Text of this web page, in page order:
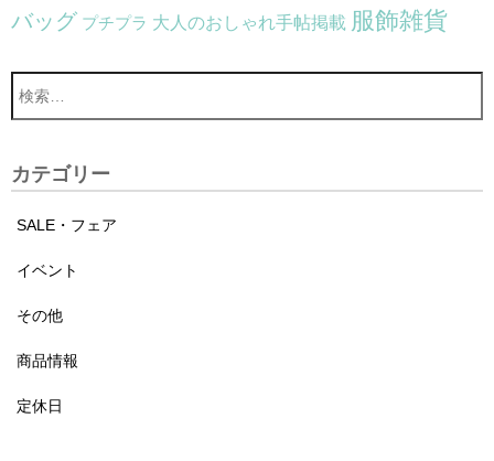
バッグ プチプラ 大人のおしゃれ手帖掲載 服飾雑貨
カテゴリー
SALE・フェア
イベント
その他
商品情報
定休日